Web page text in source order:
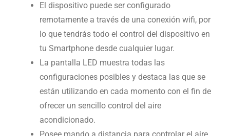
El dispositivo puede ser configurado
remotamente a través de una conexión wifi, por
lo que tendrás todo el control del dispositivo en
tu Smartphone desde cualquier lugar.
La pantalla LED muestra todas las
configuraciones posibles y destaca las que se
están utilizando en cada momento con el fin de
ofrecer un sencillo control del aire
acondicionado.